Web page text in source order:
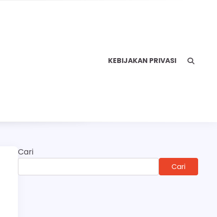
KEBIJAKAN PRIVASI
Cari
Cari